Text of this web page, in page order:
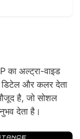
का अल्ट्रा-वाइड
डिटेल और कलर देता
है, जो सोशल
देता है।